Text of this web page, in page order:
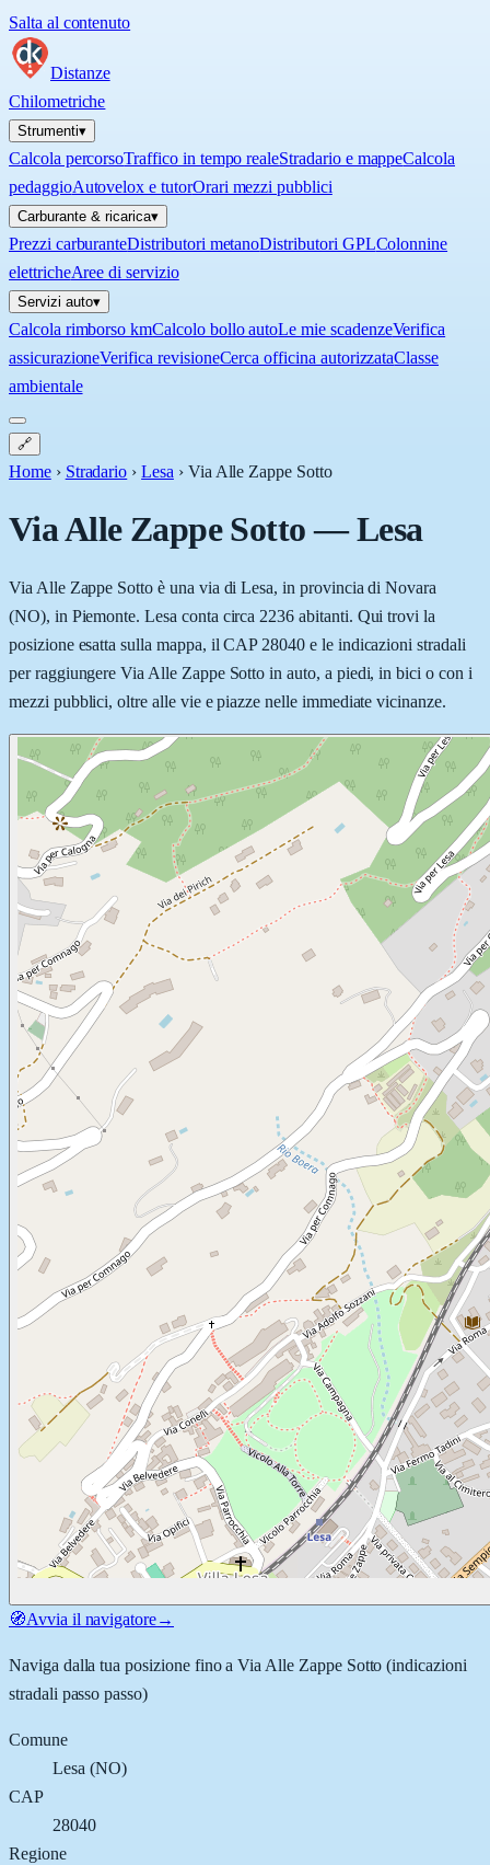
Salta al contenuto
Distanze
Chilometriche
Strumenti▾
Calcola percorsoTraffico in tempo realeStradario e mappeCalcola
pedaggioAutovelox e tutorOrari mezzi pubblici
Carburante & ricarica▾
Prezzi carburanteDistributori metanoDistributori GPLColonnine
elettricheAree di servizio
Servizi auto▾
Calcola rimborso kmCalcolo bollo autoLe mie scadenzeVerifica
assicurazioneVerifica revisioneCerca officina autorizzataClasse
ambientale
🔗
Home › Stradario › Lesa › Via Alle Zappe Sotto
Via Alle Zappe Sotto—Lesa
Via Alle Zappe Sotto è una via di Lesa, in provincia di Novara
(NO), in Piemonte. Lesa conta circa 2236 abitanti. Qui trovi la
posizione esatta sulla mappa, il CAP 28040 e le indicazioni stradali
per raggiungere Via Alle Zappe Sotto in auto, a piedi, in bici o con i
mezzi pubblici, oltre alle vie e piazze nelle immediate vicinanze.
🧭Avvia il navigatore→
Naviga dalla tua posizione fino aVia Alle Zappe Sotto (indicazioni
stradali passo passo)
Comune
Lesa (NO)
CAP
28040
Regione